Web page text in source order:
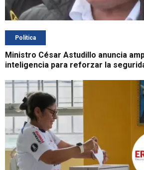
Política
Ministro César Astudillo anuncia
inteligencia para reforzar la